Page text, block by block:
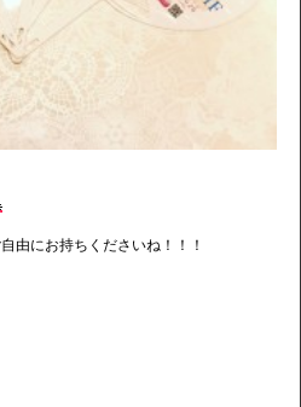
由にお持ちくださいね！！！